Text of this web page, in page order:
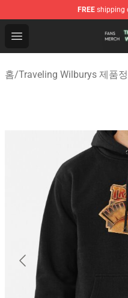
FREE shipping
Open menu
Traveling Wilburys
홈/Traveling Wilburys 제품